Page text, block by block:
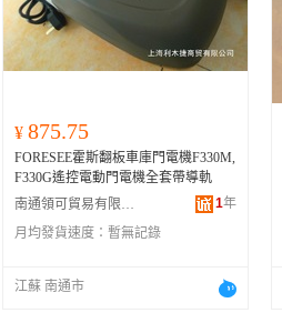
¥ 875.75
FORESEE霍斯翻板車庫門電機F330M,
F330G遙控電動門電機全套帶導軌
南通領可貿易有限公司
1年
月均發貨速度： 暫無記錄
江蘇 南通市